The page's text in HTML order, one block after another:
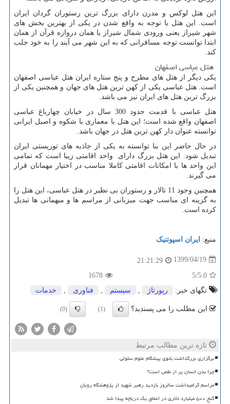
این هتل لوکس و مدرن دارای بزرگ ترین رستوران گردان ایران
است. این هتل با توجه به واقع شدن در یکی از بهترین بخش های
شهر شیراز یعنی ورودی شمال شیراز یا همان دروازه قرآن از همان
ابتدا توانست توجه مسافرانی که به این شهر می آیند را به خود جلب
کند.
هتل عباسی اصفهان
یکی دیگر از هتل های مطرح و پنج ستاره ایران هتل عباسی اصفهان
است. هتل عباسی یکی از کهن ترین هتل های جهان و همچنین یکی از
بزرگ ترین هتل های ایران نیز می باشد.
هتل عباسی با قدمت حدود 300 سال در خیابان چهارباغ عباسی
اصفهان واقع شده است؛ این هتل با معماری با شکوه و اصیل ایرانی
توانسته عنوان دار کهن ترین هتل در جهان باشد.
در حال حاضر این بنا توانسته به یکی از جاذبه های توریستی ایران
تبدیل شود. این هتل بزرگ دارای واحد اقامتی زیبا است که تمامی
این واحد ها با امکانات اقامتی کاملا مناسب در اختیار مهمانان قرار
می گیرند.
همچنین وجود 11 تالار و رستوران بی نظیر در هتل عباسی، این هتل را
به گزینه ای مناسب جهت میزبانی از مراسم ها و میهمانی ها تبدیل
کرده است.
منبع: ایران اسپوتنیک
1399/04/19
21:21:29
5.0
/5
1678
تگهای خبر:
رپورتاژ سیستم فناوری خدمات
این مطلب را می پسندید؟ (1)
(0)
تازه ترین مطالب مرتبط
برگزاری بزرگداشت بانوی پیشگام علوم سلولی
چرا بدن انسان پر از نقص است؟
مراسم گرامیداشت سالروز بازدید رهبر شهید از پژوهشگاه رویان
گنج ۵۰۰ میلیارد دلاری در اعماق یک دریاچه پیدا شد